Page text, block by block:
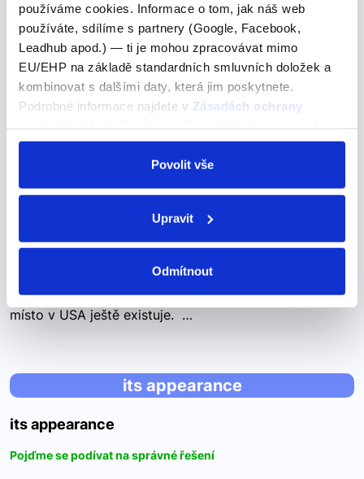
používáme cookies. Informace o tom, jak náš web
používáte, sdílíme s partnery (Google, Facebook,
Leadhub apod.) — ti je mohou zpracovávat mimo
EU/EHP na základě standardních smluvních doložek a
kombinovat s dalšími daty, která jim poskytnete.
Podrobné informace najdete v Zásadách ochrany
odvolat v nastavení cookies, případně se obrátit na
Povolit vše
Upravit
Odmítnout
By Christmas, the twins and I were really good
friends.Do Vánoc jsme se s dvojčaty stali opravdu
dobrými přáteli. A) was B) have been C) were V téhle
větě máme konkrétní čas, by Christmas - do…
realise
Pojďme se podívat na správné řešení
place like this still existed in the USA.Lidé, kteří na
ostrov přijíždějí, říkají, že si neuvědomovali, že takové
místo v USA ještě existuje. …
its appearance
its appearance
Pojďme se podívat na správné řešení